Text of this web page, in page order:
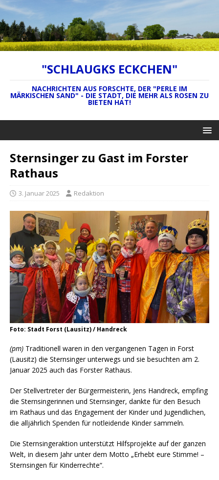
"SCHLAUGKS ECKCHEN"
NACHRICHTEN AUS FORSCHTE, DER "PERLE IM
MÄRKISCHEN SAND" - DIE STADT, DIE MEHR ALS ROSEN ZU
BIETEN HAT!
Sternsinger zu Gast im Forster
Rathaus
3. Januar 2025 Redaktion
Foto: Stadt Forst (Lausitz) / Handreck
(pm) Traditionell waren in den vergangenen Tagen in Forst
(Lausitz) die Sternsinger unterwegs und sie besuchten am 2.
Januar 2025 auch das Forster Rathaus.
Der Stellvertreter der Bürgermeisterin, Jens Handreck, empfing
die Sternsingerinnen und Sternsinger, dankte für den Besuch
im Rathaus und das Engagement der Kinder und Jugendlichen,
die alljährlich Spenden für notleidende Kinder sammeln.
Die Sternsingeraktion unterstützt Hilfsprojekte auf der ganzen
Welt, in diesem Jahr unter dem Motto „Erhebt eure Stimme! –
Sternsingen für Kinderrechte“.